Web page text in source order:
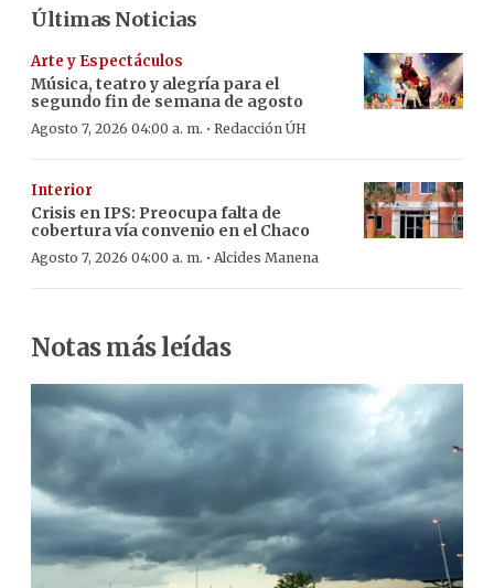
Últimas Noticias
Arte y Espectáculos
Música, teatro y alegría para el
segundo fin de semana de agosto
Agosto 7, 2026 04:00 a. m. · Redacción ÚH
Interior
Crisis en IPS: Preocupa falta de
cobertura vía convenio en el Chaco
Agosto 7, 2026 04:00 a. m. · Alcides Manena
Notas más leídas